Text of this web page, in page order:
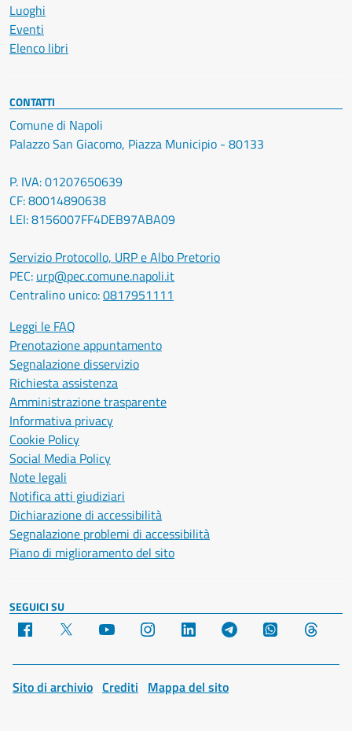
Luoghi
Eventi
Elenco libri
CONTATTI
Comune di Napoli
Palazzo San Giacomo, Piazza Municipio - 80133
P. IVA: 01207650639
CF: 80014890638
LEI: 8156007FF4DEB97ABA09
Servizio Protocollo, URP e Albo Pretorio
PEC: urp@pec.comune.napoli.it
Centralino unico:0817951111
Leggi le FAQ
Prenotazione appuntamento
Segnalazione disservizio
Richiesta assistenza
Amministrazione trasparente
Informativa privacy
Cookie Policy
Social Media Policy
Note legali
Notifica atti giudiziari
Dichiarazione di accessibilità
Segnalazione problemi di accessibilità
Piano di miglioramento del sito
SEGUICI SU
Facebook YouTube Instagram LinkedIn Telegram WhatsApp
Sito di archivio Crediti Mappa del sito